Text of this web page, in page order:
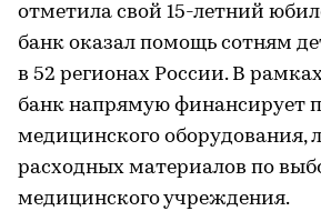
отметила свой 15-летний
банк оказал помощь сотням
в 52 регионах России. В
банк напрямую финансирует
медицинского оборудования,
расходных материалов по
медицинского учреждения.